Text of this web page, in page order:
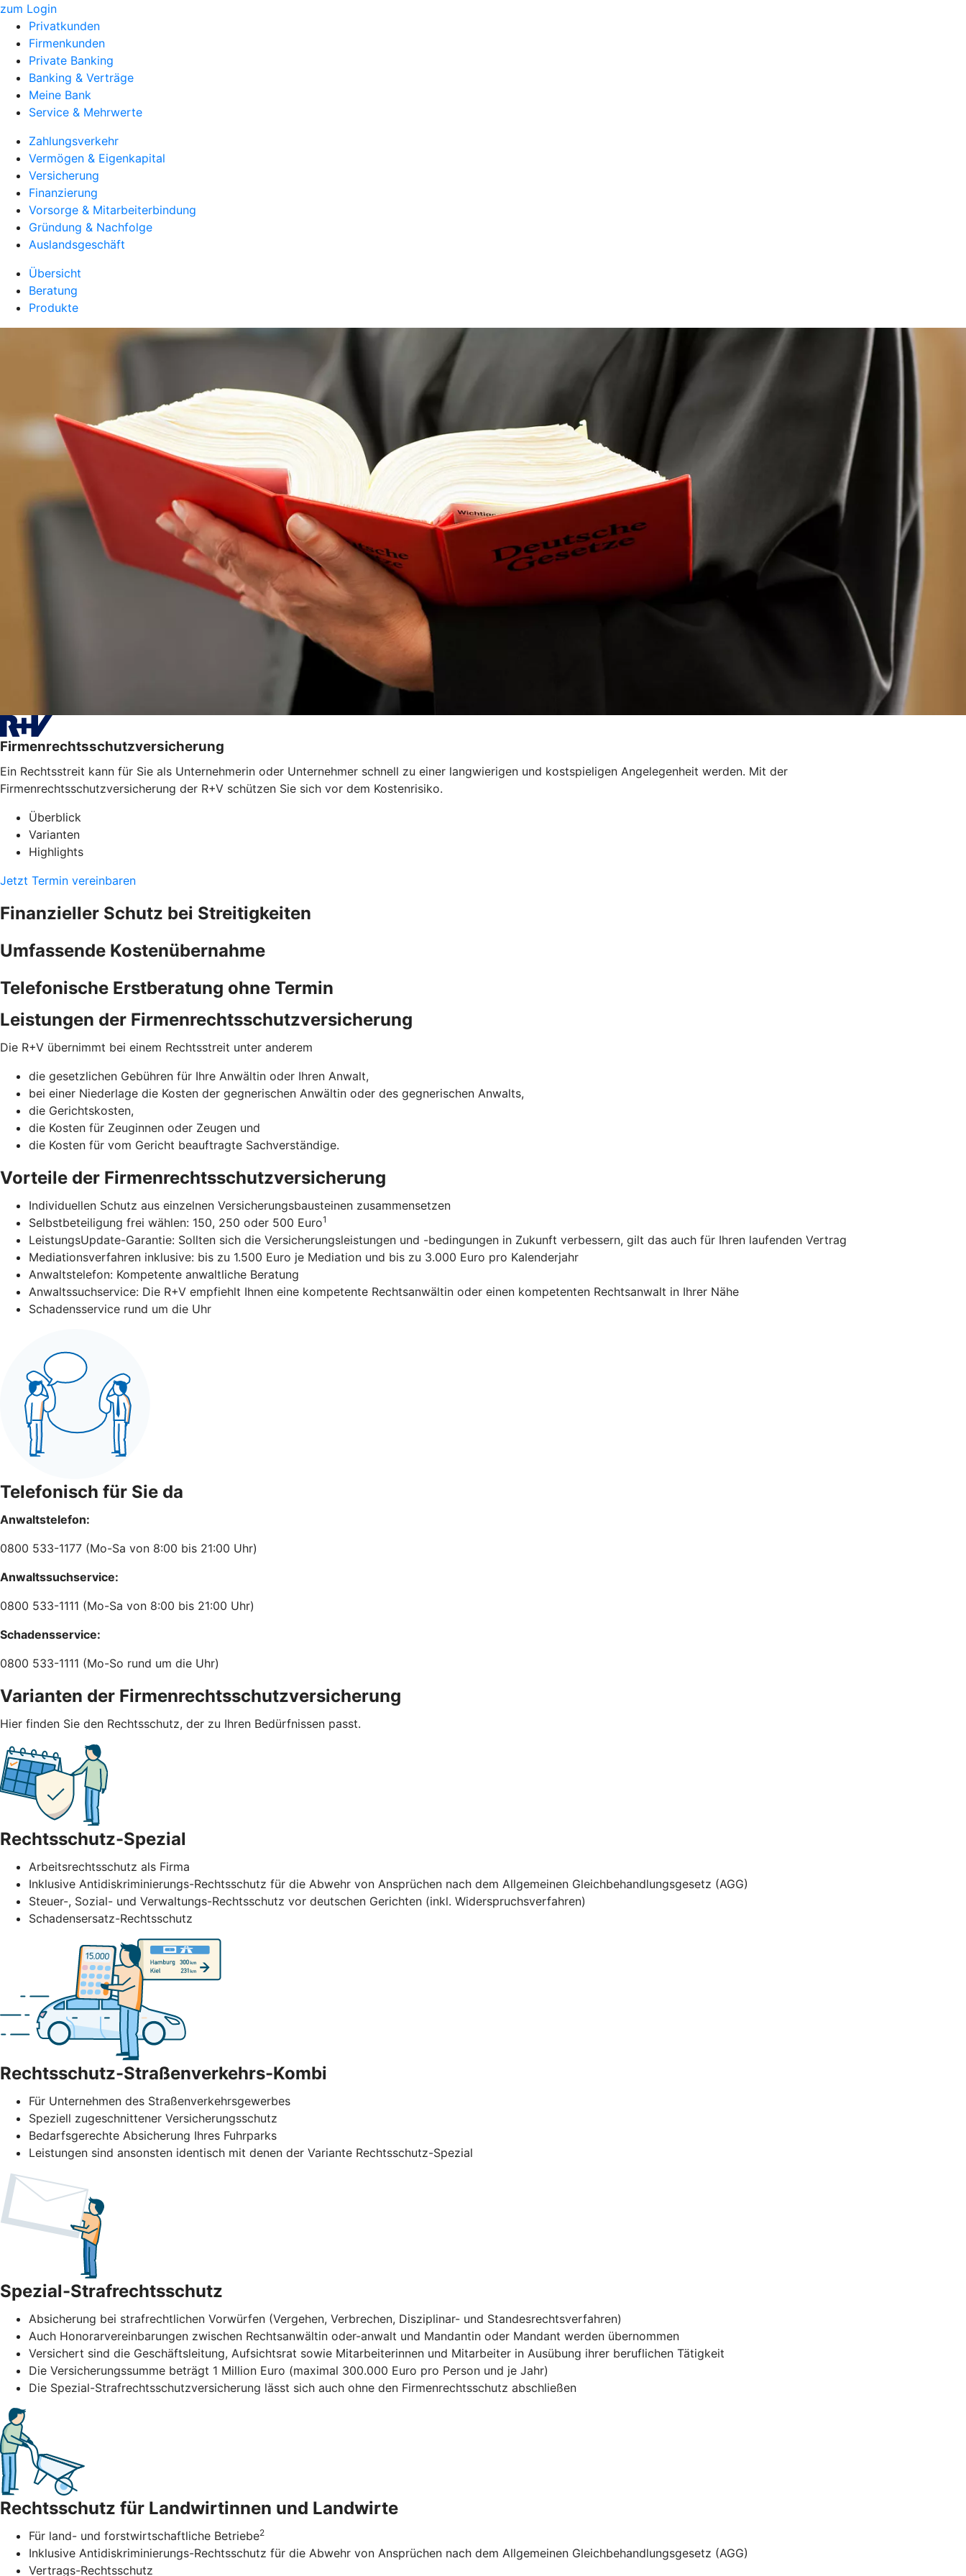
zum Login
Privatkunden
Firmenkunden
Private Banking
Banking & Verträge
Meine Bank
Service & Mehrwerte
Zahlungsverkehr
Vermögen & Eigenkapital
Versicherung
Finanzierung
Vorsorge & Mitarbeiterbindung
Gründung & Nachfolge
Auslandsgeschäft
Übersicht
Beratung
Produkte
Firmenrechtsschutzversicherung
Ein Rechtsstreit kann für Sie als Unternehmerin oder Unternehmer schnell zu einer langwierigen und kostspieligen Angelegenheit werden. Mit der
Firmenrechtsschutzversicherung der R+V schützen Sie sich vor dem Kostenrisiko.
Überblick
Varianten
Highlights
Jetzt Termin vereinbaren
Finanzieller Schutz bei Streitigkeiten
Umfassende Kostenübernahme
Telefonische Erstberatung ohne Termin
Leistungen der Firmenrechtsschutzversicherung
Die R+V übernimmt bei einem Rechtsstreit unter anderem
die gesetzlichen Gebühren für Ihre Anwältin oder Ihren Anwalt,
bei einer Niederlage die Kosten der gegnerischen Anwältin oder des gegnerischen Anwalts,
die Gerichtskosten,
die Kosten für Zeuginnen oder Zeugen und
die Kosten für vom Gericht beauftragte Sachverständige.
Vorteile der Firmenrechtsschutzversicherung
Individuellen Schutz aus einzelnen Versicherungsbausteinen zusammensetzen
Selbstbeteiligung frei wählen: 150, 250 oder 500 Euro1
LeistungsUpdate-Garantie: Sollten sich die Versicherungsleistungen und -bedingungen in Zukunft verbessern, gilt das auch für Ihren laufenden Vertrag
Mediationsverfahren inklusive: bis zu 1.500 Euro je Mediation und bis zu 3.000 Euro pro Kalenderjahr
Anwaltstelefon: Kompetente anwaltliche Beratung
Anwaltssuchservice: Die R+V empfiehlt Ihnen eine kompetente Rechtsanwältin oder einen kompetenten Rechtsanwalt in Ihrer Nähe
Schadensservice rund um die Uhr
Telefonisch für Sie da
Anwaltstelefon:
0800 533-1177 (Mo-Sa von 8:00 bis 21:00 Uhr)
Anwaltssuchservice:
0800 533-1111 (Mo-Sa von 8:00 bis 21:00 Uhr)
Schadensservice:
0800 533-1111 (Mo-So rund um die Uhr)
Varianten der Firmenrechtsschutzversicherung
Hier finden Sie den Rechtsschutz, der zu Ihren Bedürfnissen passt.
Rechtsschutz-Spezial
Arbeitsrechtsschutz als Firma
Inklusive Antidiskriminierungs-Rechtsschutz für die Abwehr von Ansprüchen nach dem Allgemeinen Gleichbehandlungsgesetz (AGG)
Steuer-, Sozial- und Verwaltungs-Rechtsschutz vor deutschen Gerichten (inkl. Widerspruchsverfahren)
Schadensersatz-Rechtsschutz
Rechtsschutz-Straßenverkehrs-Kombi
Für Unternehmen des Straßenverkehrs­gewerbes
Speziell zugeschnittener Versicherungsschutz
Bedarfsgerechte Absicherung Ihres Fuhrparks
Leistungen sind ansonsten identisch mit denen der Variante Rechtsschutz-Spezial
Spezial-Strafrechtsschutz
Absicherung bei strafrechtlichen Vorwürfen (Vergehen, Verbrechen, Disziplinar- und Standesrechtsverfahren)
Auch Honorarvereinbarungen zwischen Rechtsanwältin oder-anwalt und Mandantin oder Mandant werden übernommen
Versichert sind die Geschäftsleitung, Aufsichtsrat sowie Mitarbeiterinnen und Mitarbeiter in Ausübung ihrer beruflichen Tätigkeit
Die Versicherungssumme beträgt 1 Million Euro (maximal 300.000 Euro pro Person und je Jahr)
Die Spezial-Strafrechtsschutzversicherung lässt sich auch ohne den Firmenrechtsschutz abschließen
Rechtsschutz für Landwirtinnen und Landwirte
Für land- und forstwirtschaftliche Betriebe2
Inklusive Antidiskriminierungs-Rechtsschutz für die Abwehr von Ansprüchen nach dem Allgemeinen Gleichbehandlungsgesetz (AGG)
Vertrags-Rechtsschutz